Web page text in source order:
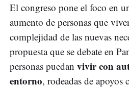
El congreso pone el foco en
aumento de personas que
complejidad de las nuevas
propuesta que se debate en
personas puedan vivir con
entorno, rodeadas de apoyos